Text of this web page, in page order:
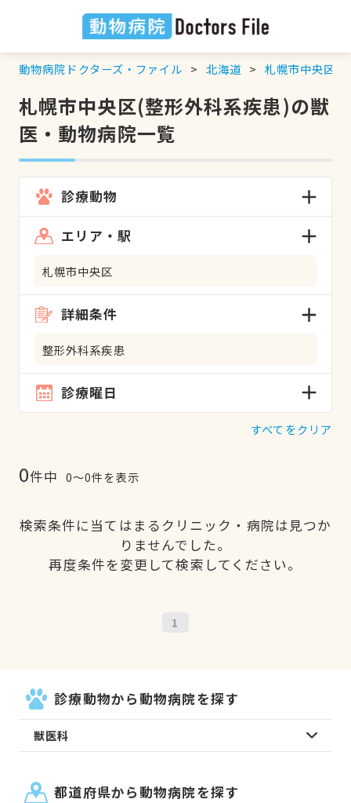
動物病院ドクターズ・ファイル 北海道 札幌市中央区
札幌市中央区(整形外科系疾患)の獣
医・動物病院一覧
診療動物
エリア・駅
札幌市中央区
詳細条件
整形外科系疾患
診療曜日
すべてをクリア
0件中 0〜0件を表示
検索条件に当てはまるクリニック・病院は見つか
りませんでした。
再度条件を変更して検索してください。
1
診療動物から動物病院を探す
獣医科
都道府県から動物病院を探す